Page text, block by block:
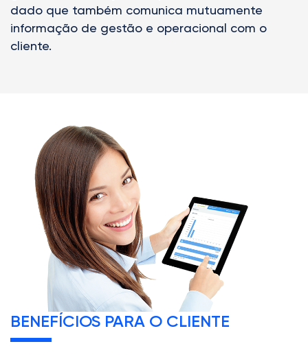
dado que também comunica mutuamente
informação de gestão e operacional com o
cliente.
BENEFÍCIOS PARA O CLIENTE